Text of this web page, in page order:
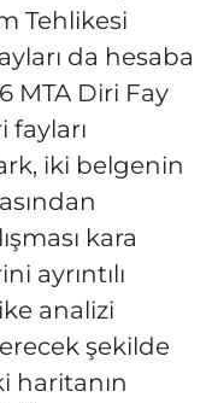
Tehlikesi
da hesaba
MTA Diri Fay
fayları
iki belgenin
kara
ayrıntılı
analizi
şekilde
haritanın